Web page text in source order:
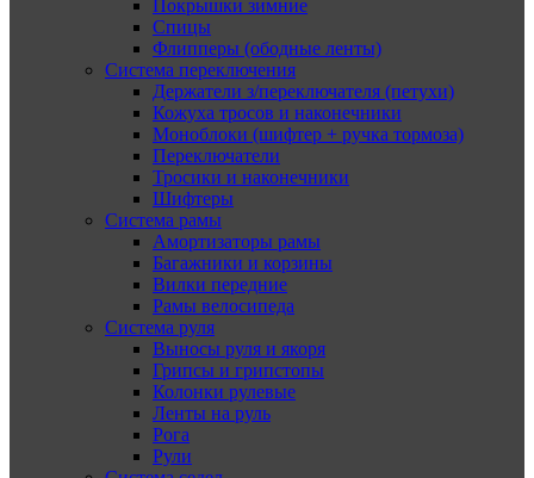
Покрышки зимние
Спицы
Флипперы (ободные ленты)
Система переключения
Держатели з/переключателя (петухи)
Кожуха тросов и наконечники
Моноблоки (шифтер + ручка тормоза)
Переключатели
Тросики и наконечники
Шифтеры
Система рамы
Амортизаторы рамы
Багажники и корзины
Вилки передние
Рамы велосипеда
Система руля
Выносы руля и якоря
Грипсы и грипстопы
Колонки рулевые
Ленты на руль
Рога
Рули